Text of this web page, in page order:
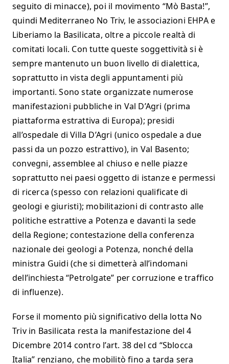
seguito di minacce), poi il movimento “Mò Basta!”,
quindi Mediterraneo No Triv, le associazioni EHPA e
Liberiamo la Basilicata, oltre a piccole realtà di
comitati locali. Con tutte queste soggettività si è
sempre mantenuto un buon livello di dialettica,
soprattutto in vista degli appuntamenti più
importanti. Sono state organizzate numerose
manifestazioni pubbliche in Val D’Agri (prima
piattaforma estrattiva di Europa); presidi
all’ospedale di Villa D’Agri (unico ospedale a due
passi da un pozzo estrattivo), in Val Basento;
convegni, assemblee al chiuso e nelle piazze
soprattutto nei paesi oggetto di istanze e permessi
di ricerca (spesso con relazioni qualificate di
geologi e giuristi); mobilitazioni di contrasto alle
politiche estrattive a Potenza e davanti la sede
della Regione; contestazione della conferenza
nazionale dei geologi a Potenza, nonché della
ministra Guidi (che si dimetterà all’indomani
dell’inchiesta “Petrolgate” per corruzione e traffico
di influenze).
Forse il momento più significativo della lotta No
Triv in Basilicata resta la manifestazione del 4
Dicembre 2014 contro l’art. 38 del cd “Sblocca
Italia” renziano, che mobilitò fino a tarda sera